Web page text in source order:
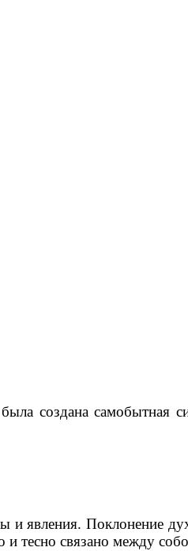
создана
явления. Поклонение
и тесно связано между